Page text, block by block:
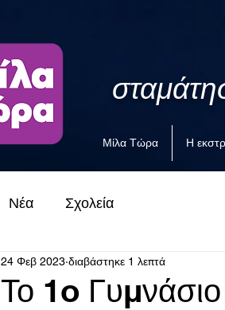
Μίλα Τώρα Η
Νέα Σχολεία
Το 1o
24 Φεβ 2023 διαβάστηκε 1 λεπτά